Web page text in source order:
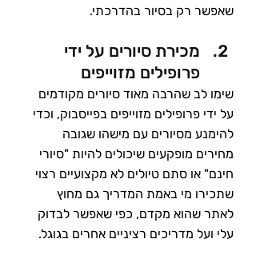
שאפשר רק בסיור בהדרכתי.
מכירת סיורים על ידי
פרופילים מזוייפים
שימו לב שהרבה מאוד סיורים מקודמים
על ידי פרופילים מזוייפים בפייסבוק, וכדי
להימנע מסיורים עם מישהו שגובה
מחירים מופקעים שיכולים להיות "סיורי
חינם" או סתם טיולים לא מקצועיים רצוי
שתכירו מי באמת המדריך גם מחוץ
לאתר שהוא מקדם, כפי שאפשר לבדוק
עלי ועל מדריכים רציניים אחרים בגוגל.